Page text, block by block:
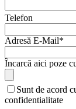
Telefon
Adresă E-Mail*
Încarcă aici poze
Phone
Number*
Sunt de acord
confidentialitate